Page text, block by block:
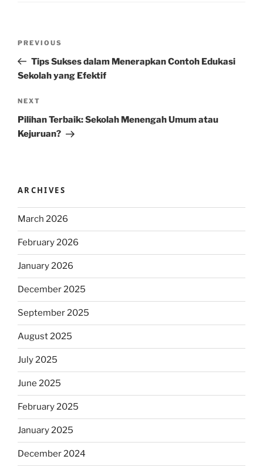
Previous
Post
PREVIOUS
Tips Sukses dalam Menerapkan Contoh Edukasi
Sekolah yang Efektif
Next
Post
NEXT
Pilihan Terbaik: Sekolah Menengah Umum atau
Kejuruan?
ARCHIVES
March 2026
February 2026
January 2026
December 2025
September 2025
August 2025
July 2025
June 2025
February 2025
January 2025
December 2024